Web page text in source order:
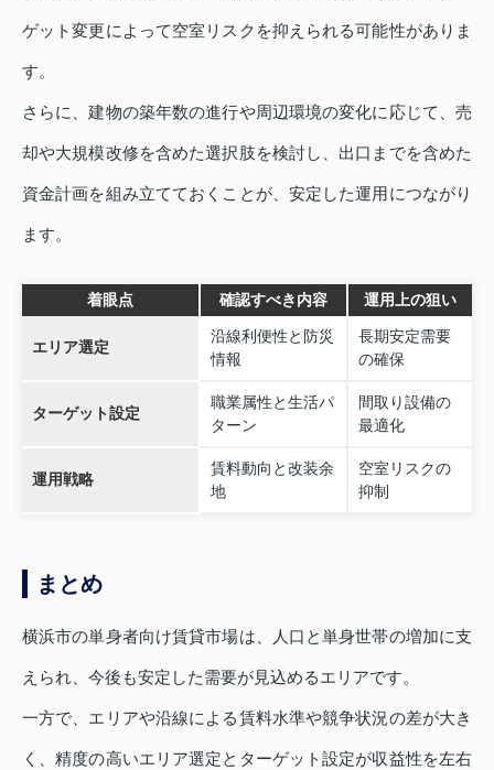
ゲット変更によって空室リスクを抑えられる可能性がありま
す。
さらに、建物の築年数の進行や周辺環境の変化に応じて、売
却や大規模改修を含めた選択肢を検討し、出口までを含めた
資金計画を組み立てておくことが、安定した運用につながり
ます。
着眼点 確認すべき内容 運用上の狙い
エリア選定
沿線利便性と防災
情報
長期安定需要
の確保
ターゲット設定
職業属性と生活パ
ターン
間取り設備の
最適化
運用戦略
賃料動向と改装余
地
空室リスクの
抑制
まとめ
横浜市の単身者向け賃貸市場は、人口と単身世帯の増加に支
えられ、今後も安定した需要が見込めるエリアです。
一方で、エリアや沿線による賃料水準や競争状況の差が大き
く、精度の高いエリア選定とターゲット設定が収益性を左右